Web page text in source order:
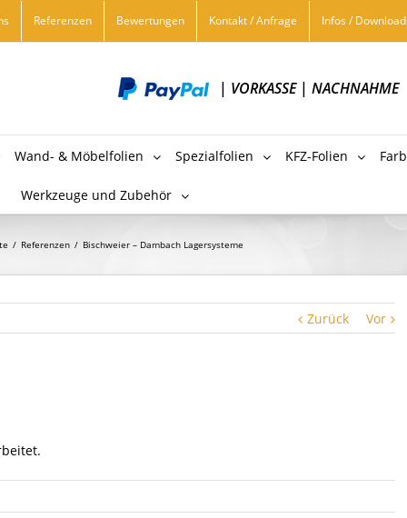
Referenzen Bewertungen Kontakt / Anfrage Infos /
| VORKASSE| NACHNAHME
Wand- & Möbelfolien Spezialfolien KFZ-Folien
Werkzeuge und Zubehör
/ Referenzen / Bischweier – Dambach Lagersysteme
Zurück Vor